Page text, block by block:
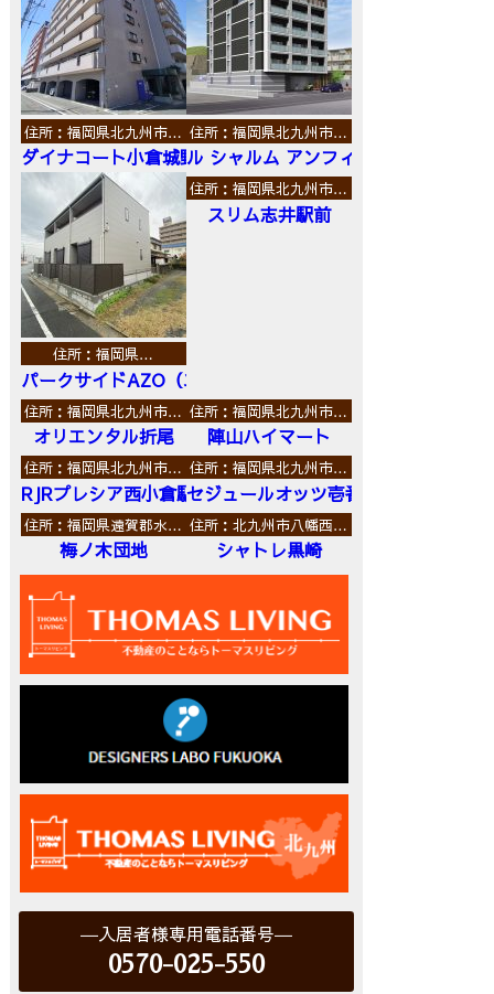
住所：福岡県北九州市…
ダイナコート小倉城野
住所：福岡県北九州市…
ル シャルム アンフィニ
住所：福岡県…
パークサイドAZO（エーゼットオー）
住所：福岡県北九州市…
スリム志井駅前
住所：福岡県北九州市…
オリエンタル折尾
住所：福岡県北九州市…
陣山ハイマート
住所：福岡県北九州市…
RJRプレシア西小倉駅前
住所：福岡県北九州市…
セジュールオッツ壱番館
住所：福岡県遠賀郡水…
梅ノ木団地
住所：北九州市八幡西…
シャトレ黒崎
入居者様専用電話番号
0570-025-550